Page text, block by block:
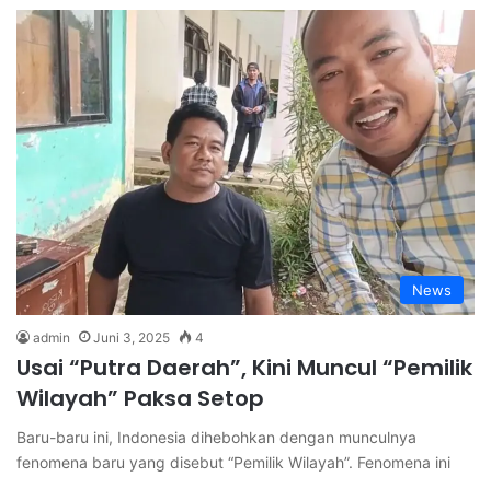
News
admin Juni 3, 2025 4
Usai “Putra Daerah”, Kini Muncul “Pemilik
Wilayah” Paksa Setop
Baru-baru ini, Indonesia dihebohkan dengan munculnya
fenomena baru yang disebut “Pemilik Wilayah”. Fenomena ini